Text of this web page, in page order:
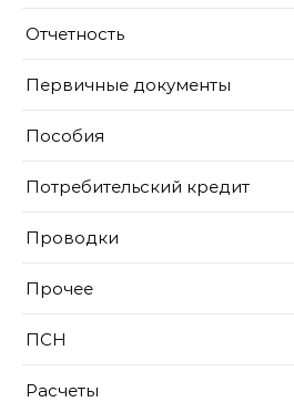
Отчетность
Первичные документы
Пособия
Потребительский кредит
Проводки
Прочее
ПСН
Расчеты